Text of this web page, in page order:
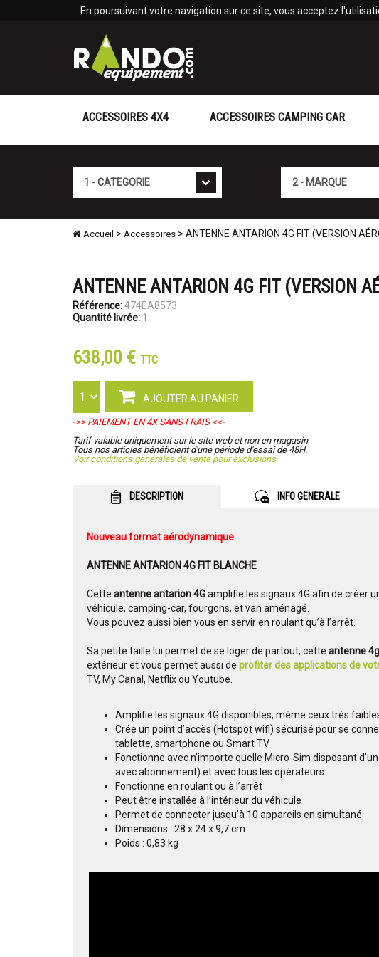
En poursuivant votre navigation sur ce site, vous acceptez
ACCESSOIRES 4X4 ACCESSOIRES CAMPING CAR
Accueil > Accessoires > ANTENNE ANTARION 4G FIT (VERSION
ANTENNE ANTARION 4G FIT (VERSION
Référence:474EA8573
Quantité livrée: 1
638,00 € TTC
AJOUTER AU PANIER
->> PAIEMENT EN 4X SANS FRAIS <<-
Tarif valable uniquement sur le site web et non en magasin
Tous nos articles bénéficient d'une période d'essai de 48H.
Voir conditions générales de vente pour exclusions.
DESCRIPTION INFO GENERALE
Nouveau format aérodynamique
ANTENNE ANTARION 4G FIT BLANCHE
Cette antenne antarion 4Gamplifie les signaux 4G afin de créer
véhicule, camping-car, fourgons, et van aménagé.
Vous pouvez aussi bien vous en servir en roulant qu’à l’arrêt.
Sa petite taille lui permet de se loger de partout, cette antenne 4g
extérieur et vous permet aussi de profiter des applications de
TV, My Canal, Netflix ou Youtube.
Amplifie les signaux 4G disponibles, même ceux très
Crée un point d’accès (Hotspot wifi) sécurisé pour se
tablette, smartphone ou Smart TV
Fonctionne avec n’importe quelle Micro-Sim disposant
avec abonnement) et avec tous les opérateurs
Fonctionne en roulant ou à l’arrêt
Peut être installée à l’intérieur du véhicule
Permet de connecter jusqu’à 10 appareils en simultané
Dimensions : 28 x 24 x 9,7 cm
Poids : 0,83 kg
Panneau de gestion des cookies